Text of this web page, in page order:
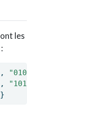
les
, "0100"
, "1010"
}